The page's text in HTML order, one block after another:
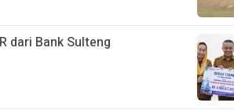
dari Bank Sulteng